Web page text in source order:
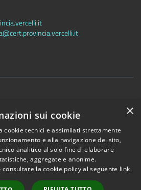
Privacy Cookie
Mappa del sito
e meccanismo di feedback
Link Utili
di Vercelli • Powered byMunicipium•
×
sui cookie
cookie tecnici e assimilati strettamente
e alla navigazione del sito,
analitico al solo fine di elaborare
aggregate e anonime.
la cookie policy al seguente link